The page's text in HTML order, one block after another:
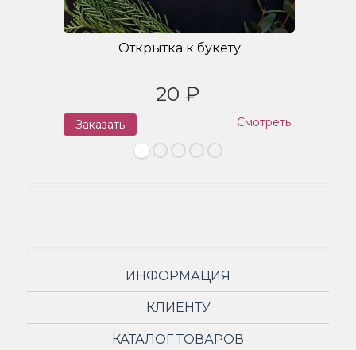
Открытка к букету
20 ₽
Заказать Смотреть
ИНФОРМАЦИЯ
КЛИЕНТУ
КАТАЛОГ ТОВАРОВ